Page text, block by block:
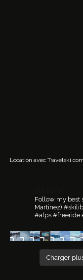
Location avec Travelski.com
Follow my best
Martinez)
#alps #freeride
Charger